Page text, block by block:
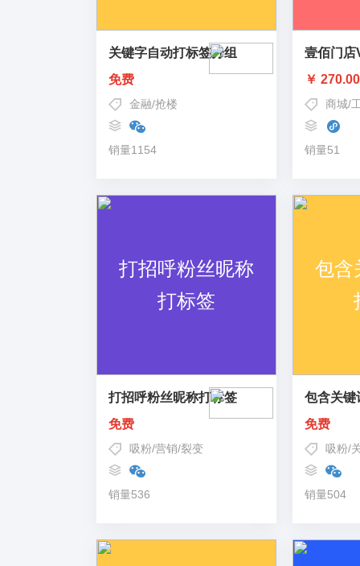
关键字自动打标签分组
免费
金融/抢楼
销量1154
壹佰门店
￥
商城/
销量51
打招呼粉丝昵称打标签
免费
吸粉/营销/裂变
销量536
包含关键
免费
吸粉/
销量504